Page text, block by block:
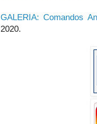
GALERIA: Comandos
2020.